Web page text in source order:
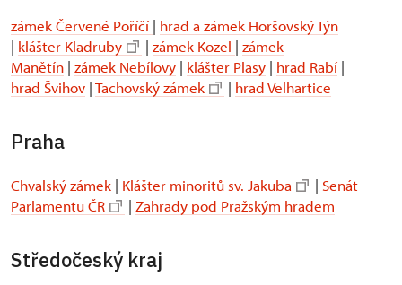
zámek Červené Poříčí | hrad a zámek Horšovský Týn
| klášter Kladruby | zámek Kozel | zámek
Manětín | zámek Nebílovy | klášter Plasy | hrad Rabí |
hrad Švihov |Tachovský zámek | hrad Velhartice
Praha
Chvalský zámek | Klášter minoritů sv. Jakuba | Senát
Parlamentu ČR
| Zahrady pod Pražským hradem
Středočeský kraj